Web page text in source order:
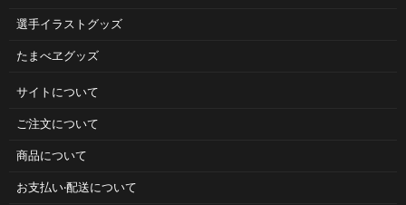
選手イラストグッズ
たまべヱグッズ
サイトについて
ご注⽂について
商品について
お⽀払い‧配送について